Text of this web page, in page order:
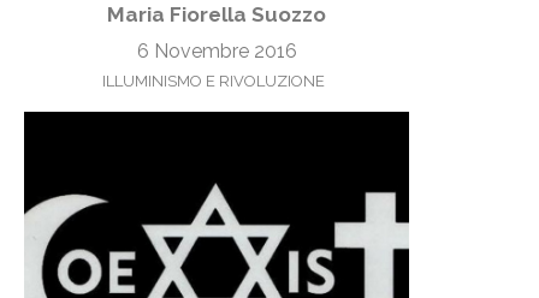
Maria Fiorella Suozzo
6 Novembre 2016
ILLUMINISMO E RIVOLUZIONE